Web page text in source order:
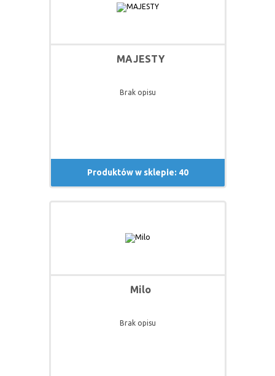
MAJESTY
Brak opisu
Produktów w sklepie: 40
Milo
Brak opisu